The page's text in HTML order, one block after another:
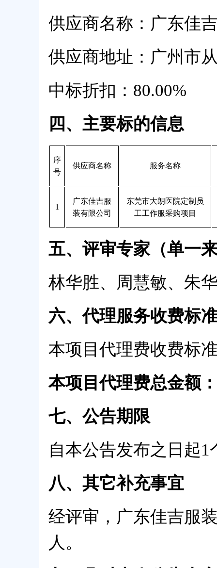
供应商名称：广东佳
供应商地址：广州市
中标折扣：80.00%
四、主要标的信息
序
号
供应商名称 服务名称
1
广东佳吉服
装有限公司
东莞市大朗医院定制员
工工作服采购项目
五、评审专家（单一
林华胜、周慧敏、朱
六、代理服务收费标
本项目代理费收费标
本项目代理费总金额
七、公告期限
自本公告发布之日起1
八、其它补充事宜
经评审，广东佳吉服
人。